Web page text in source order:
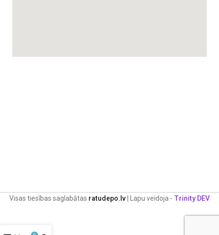
Visas tiesības saglabātas ratudepo.lv | Lapu veidoja - Trinity DEV